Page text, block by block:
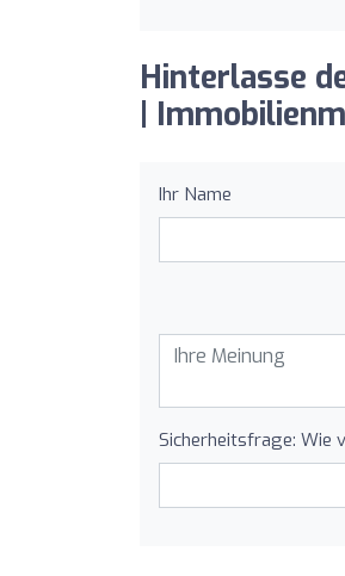
Hinterlasse
|
Ihr Name
Sicherheitsfrage: Wie